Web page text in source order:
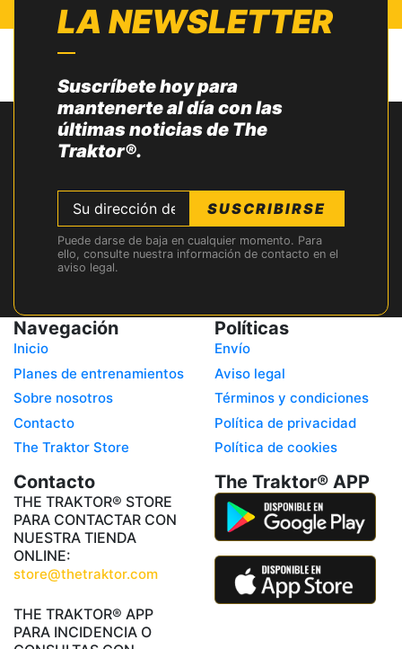
LA NEWSLETTER
Suscríbete hoy para
mantenerte al día con las
últimas noticias de The
Traktor®.
SUSCRIBIRSE
Puede darse de baja en cualquier momento. Para
ello, consulte nuestra información de contacto en el
aviso legal.
Navegación
Inicio
Planes de entrenamientos
Sobre nosotros
Contacto
The Traktor Store
Políticas
Envío
Aviso legal
Términos y condiciones
Política de privacidad
Política de cookies
Contacto
THE TRAKTOR® STORE
PARA CONTACTAR CON
NUESTRA TIENDA
ONLINE:
store@thetraktor.com
THE TRAKTOR® APP
PARA INCIDENCIA O
The Traktor® APP